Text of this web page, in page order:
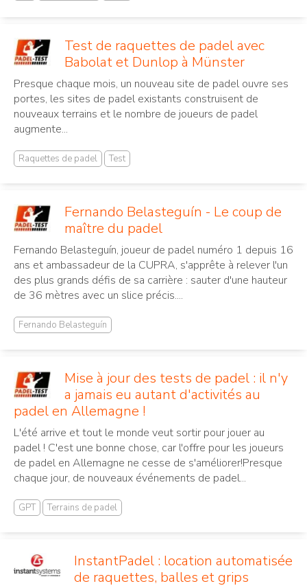
Test de raquettes de padel avec
Babolat et Dunlop à Münster
Presque chaque mois, un nouveau site de padel ouvre ses
portes, les sites de padel existants construisent de
nouveaux terrains et le nombre de joueurs de padel
augmente...
Raquettes de padel Test
Fernando Belasteguín - Le coup de
maître du padel
Fernando Belasteguín, joueur de padel numéro 1 depuis 16
ans et ambassadeur de la CUPRA, s'apprête à relever l'un
des plus grands défis de sa carrière : sauter d'une hauteur
de 36 mètres avec un slice précis....
Fernando Belasteguín
Mise à jour des tests de padel : il n'y
a jamais eu autant d'activités au
padel en Allemagne !
L'été arrive et tout le monde veut sortir pour jouer au
padel ! C'est une bonne chose, car l'offre pour les joueurs
de padel en Allemagne ne cesse de s'améliorer!Presque
chaque jour, de nouveaux événements de padel...
GPT Terrains de padel
InstantPadel : location automatisée
de raquettes, balles et grips